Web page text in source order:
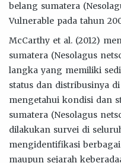
belang sumatera
Vulnerable pada tahun
McCarthy et al. (2012)
sumatera (Nesolagus
langka yang memiliki
status dan distribusinya
mengetahui kondisi dan
sumatera (Nesolagus
dilakukan survei di
mengidentifikasi
maupun sejarah